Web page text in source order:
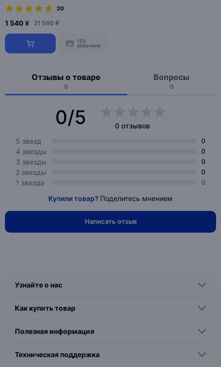
20
1 540 ¥ 21 560 ₽
123
оплачено
Отзывы о товаре
0
Вопросы
0
0/5
0 отзывов
5 звезд
0
4 звезды 0
3 звезды 0
2 звезды 0
1 звезда 0
Купили товар? Поделитесь мнением
Написать отзыв
Узнайте о нас
Как купить товар
Полезная информация
Техническая поддержка